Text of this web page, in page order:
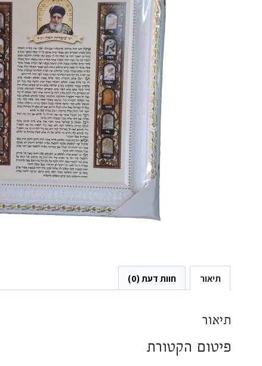
תיאור חוות דעת (0)
תיאור
פיטום הקטורת